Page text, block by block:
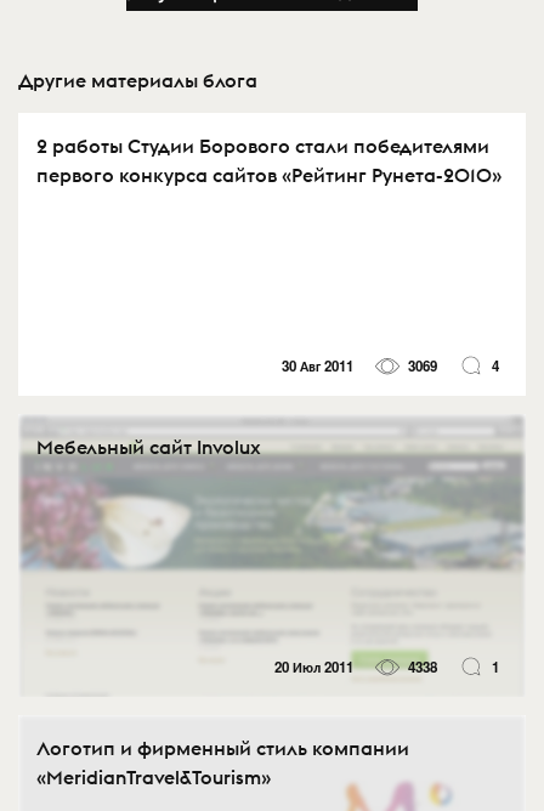
Другие материалы блога
2 работы Студии Борового стали победителями
первого конкурса сайтов «Рейтинг Рунета-2010»
30 Авг 2011 3069 4
Мебельный сайт Involux
20 Июл 2011 4338 1
Логотип и фирменный стиль компании
«MeridianTravel&Tourism»